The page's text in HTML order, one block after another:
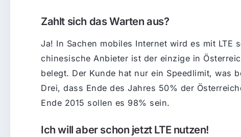
Zahlt sich das Warten aus?
Ja! In Sachen mobiles Internet wird es mit LTE
chinesische Anbieter ist der einzige in
belegt. Der Kunde hat nur ein Speedlimit, was
Drei, dass Ende des Jahres 50% der
Ende 2015 sollen es 98% sein.
Ich will aber schon jetzt LTE nutzen!